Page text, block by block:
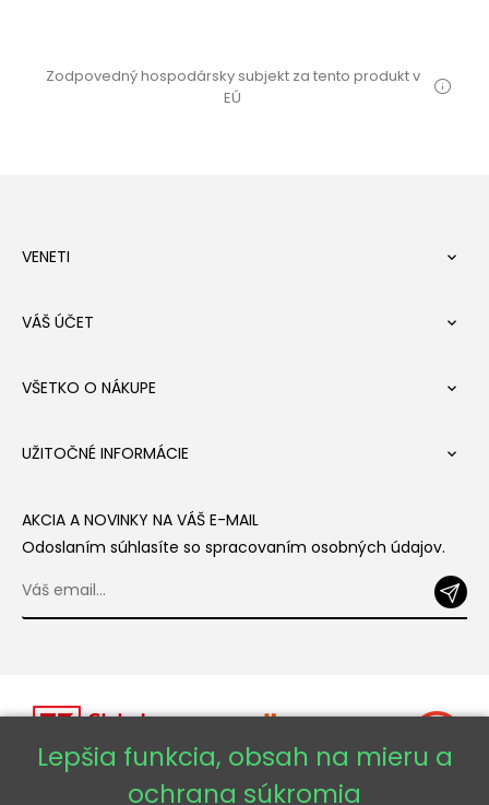
Zodpovedný hospodársky subjekt za tento produkt v
EÚ
VENETI 
VÁŠ ÚČET 
VŠETKO O NÁKUPE 
UŽITOČNÉ INFORMÁCIE 
AKCIA A NOVINKY NA VÁŠ E-MAIL
Odoslaním súhlasíte so spracovaním osobných údajov.
Lepšia funkcia, obsah na mieru a
ochrana súkromia